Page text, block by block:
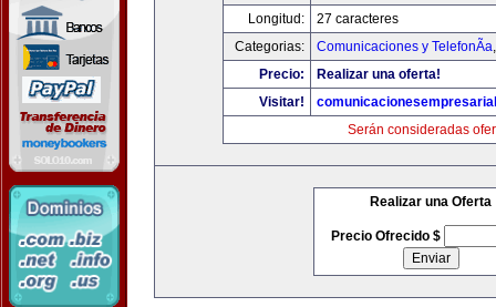
Longitud:
27 caracteres
Categorias:
Comunicaciones y TelefonÃ­a
Precio:
Realizar una oferta!
Visitar!
Serán consideradas
Realizar una Oferta
Precio Ofrecido $